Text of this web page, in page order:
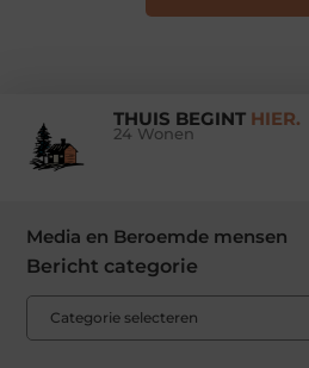
THUIS BEGINT HIER.
24 Wonen
Media en Beroemde mensen
Bericht categorie